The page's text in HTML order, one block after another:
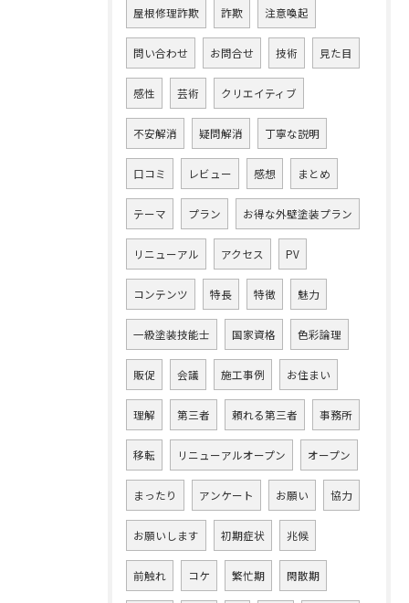
屋根修理詐欺 詐欺 注意喚起
問い合わせ お問合せ 技術 見た目
感性 芸術 クリエイティブ
不安解消 疑問解消 丁寧な説明
口コミ レビュー 感想 まとめ
テーマ プラン お得な外壁塗装プラン
リニューアル アクセス PV
コンテンツ 特長 特徴 魅力
一級塗装技能士 国家資格 色彩論理
販促 会議 施工事例 お住まい
理解 第三者 頼れる第三者 事務所
移転 リニューアルオープン オープン
まったり アンケート お願い 協力
お願いします 初期症状 兆候
前触れ コケ 繁忙期 閑散期